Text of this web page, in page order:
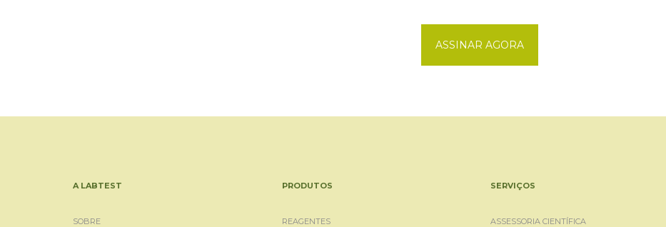
ASSINAR AGORA
A LABTEST
SOBRE
PRODUTOS
REAGENTES
SERVIÇOS
ASSESSORIA CIENTÍFICA